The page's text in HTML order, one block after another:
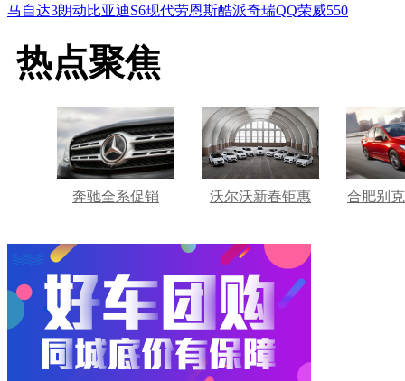
马自达3朗动比亚迪S6现代劳恩斯酷派奇瑞QQ荣威550
热点聚焦
奔驰全系促销 沃尔沃新春钜惠 合肥别